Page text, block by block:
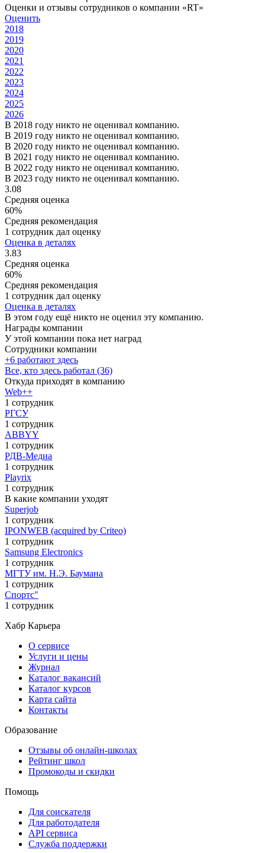
Оценки и отзывы сотрудников о компании «RT»
Оценить
2018
2019
2020
2021
2022
2023
2024
2025
2026
В 2018 году никто не оценивал компанию.
В 2019 году никто не оценивал компанию.
В 2020 году никто не оценивал компанию.
В 2021 году никто не оценивал компанию.
В 2022 году никто не оценивал компанию.
В 2023 году никто не оценивал компанию.
3.08
Средняя оценка
60%
Средняя рекомендация
1 сотрудник дал оценку
Оценка в деталях
3.83
Средняя оценка
60%
Средняя рекомендация
1 сотрудник дал оценку
Оценка в деталях
В этом году ещё никто не оценил эту компанию.
Награды компании
У этой компании пока нет наград
Сотрудники компании
+6 работают здесь
Все, кто здесь работал (36)
Откуда приходят в компанию
Web++
1 сотрудник
РГСУ
1 сотрудник
ABBYY
1 сотрудник
РДВ-Медиа
1 сотрудник
Playrix
1 сотрудник
В какие компании уходят
Superjob
1 сотрудник
IPONWEB (acquired by Criteo)
1 сотрудник
Samsung Electronics
1 сотрудник
МГТУ им. Н.Э. Баумана
1 сотрудник
Спортс"
1 сотрудник
Хабр Карьера
О сервисе
Услуги и цены
Журнал
Каталог вакансий
Каталог курсов
Карта сайта
Контакты
Образование
Отзывы об онлайн-школах
Рейтинг школ
Промокоды и скидки
Помощь
Для соискателя
Для работодателя
API сервиса
Служба поддержки